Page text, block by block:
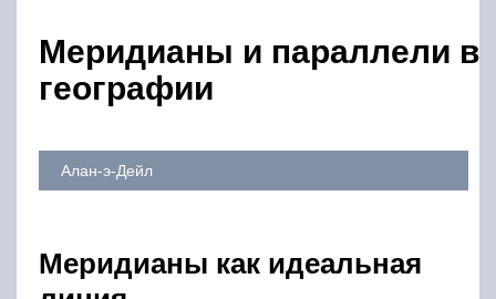
Меридианы и параллели в
географии
Алан-э-Дейл
Меридианы как идеальная